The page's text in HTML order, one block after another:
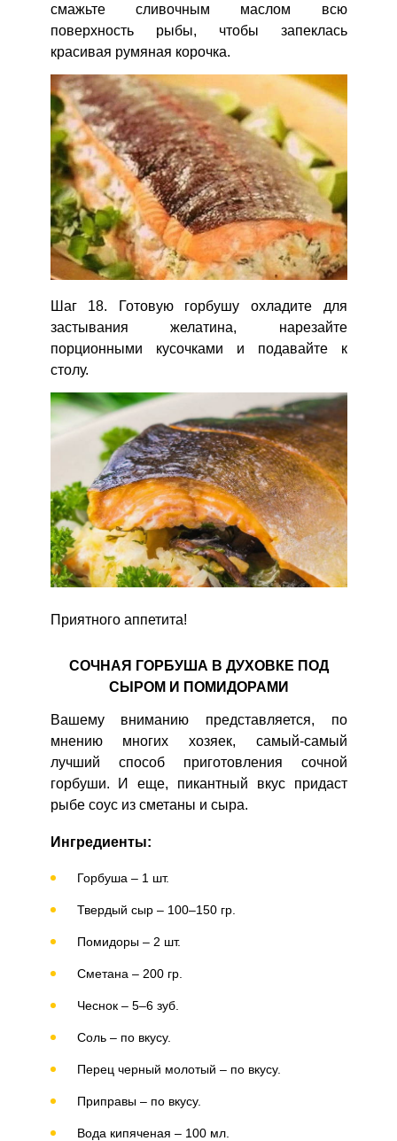
смажьте сливочным маслом всю
поверхность рыбы, чтобы запеклась
красивая румяная корочка.
Шаг 18. Готовую горбушу охладите для
застывания желатина, нарезайте
порционными кусочками и подавайте к
столу.
Приятного аппетита!
СОЧНАЯ ГОРБУША В ДУХОВКЕ ПОД
СЫРОМ И ПОМИДОРАМИ
Вашему вниманию представляется, по
мнению многих хозяек, самый-самый
лучший способ приготовления сочной
горбуши. И еще, пикантный вкус придаст
рыбе соус из сметаны и сыра.
Ингредиенты:
Горбуша – 1 шт.
Твердый сыр – 100–150 гр.
Помидоры – 2 шт.
Сметана – 200 гр.
Чеснок – 5–6 зуб.
Соль – по вкусу.
Перец черный молотый – по вкусу.
Приправы – по вкусу.
Вода кипяченая – 100 мл.